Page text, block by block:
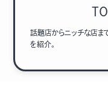
季節・まち
話題店からニッチな店ま
を紹介。